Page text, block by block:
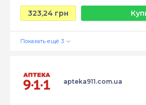
323,24 грн
apteka911.com.ua